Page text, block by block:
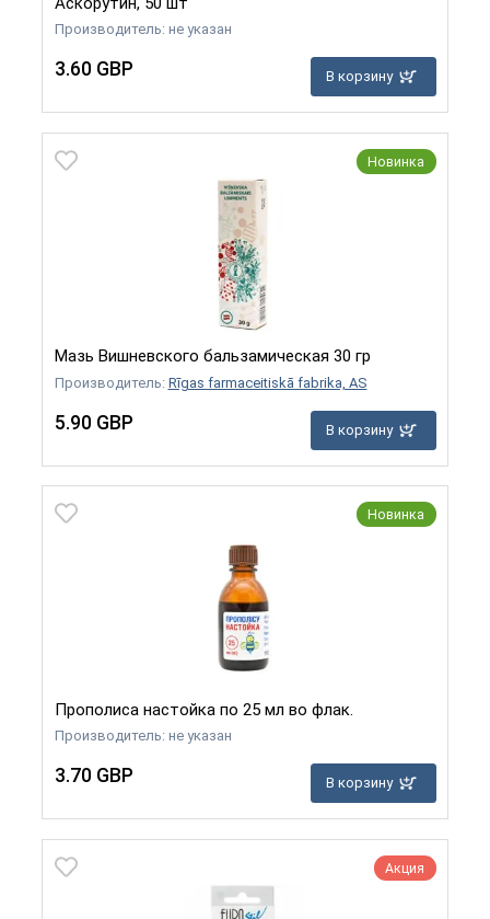
Производитель: не указан
3.60 GBP В корзину
Новинка
Мазь Вишневского бальзамическая 30 гр
Производитель: Rīgas farmaceitiskā fabrika, AS
5.90 GBP В корзину
Новинка
Прополиса настойка по 25 мл во флак.
Производитель: не указан
3.70 GBP В корзину
Акция